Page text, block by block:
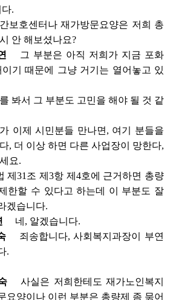
.
보호센터나 재가방문요양은 저희 총
안 해보셨나요?
그 부분은 아직 저희가 지금 포화
기 때문에 그냥 거기는 열어놓고 있
봐서 그 부분도 고민을 해야 될 것 같
이제 시민분들 만나면, 여기 분들을
, 더 이상 하면 다른 사업장이 망한다,
요.
제31조 제3항 제4호에 근거하면 총량
한할 수 있다고 하는데 이 부분도 잘
겠습니다.
네, 알겠습니다.
죄송합니다, 사회복지과장이 부연
.
사실은 저희한테도 재가노인복지
요양이나 이런 부분은 총량제 좀 묶어